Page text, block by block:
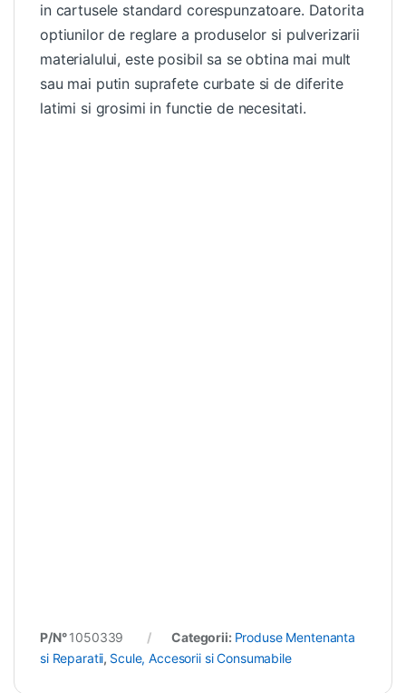
in cartusele standard corespunzatoare. Datorita
optiunilor de reglare a produselor si pulverizarii
materialului, este posibil sa se obtina mai mult
sau mai putin suprafete curbate si de diferite
latimi si grosimi in functie de necesitati.
P/N°1050339 Categorii: Produse Mentenanta
si Reparatii, Scule, Accesorii si Consumabile